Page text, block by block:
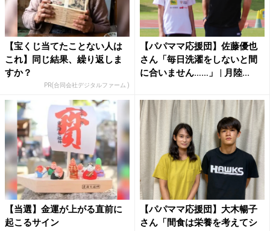
【宝くじ当てたことない人は
これ】同じ結果、繰り返しま
すか？
PR(合同会社デジタルファーム )
【パパママ応援団】佐藤優也
さん「毎日洗濯をしないと間
に合いません……」 | 月陸...
【当選】金運が上がる直前に
起こるサイン
【パパママ応援団】大木暢子
さん「間食は栄養を考えてシ